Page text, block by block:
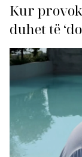
Kur
duhet të